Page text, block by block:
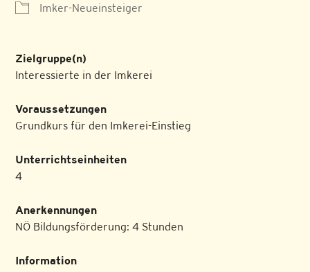
Imker-Neueinsteiger
Zielgruppe(n)
Interessierte in der Imkerei
Voraussetzungen
Grundkurs für den Imkerei-Einstieg
Unterrichtseinheiten
4
Anerkennungen
NÖ Bildungsförderung: 4 Stunden
Information